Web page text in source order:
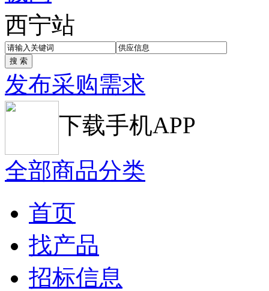
西宁站
发布采购需求
下载手机APP
全部商品分类
首页
找产品
招标信息